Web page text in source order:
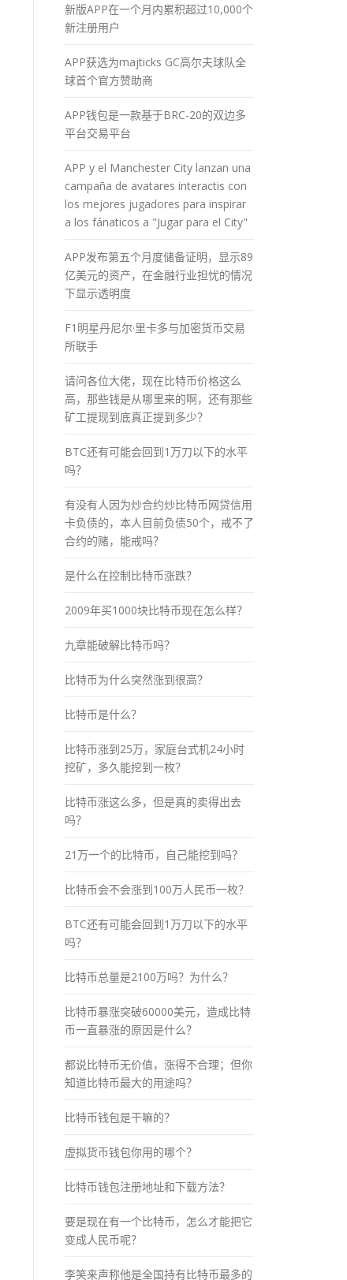
新版APP在一个月内累积超过10,000个
新注册用户
APP获选为majticks GC高尔夫球队全
球首个官方赞助商
APP钱包是一款基于BRC-20的双边多
平台交易平台
APP y el Manchester City lanzan una
campaña de avatares interactis con
los mejores jugadores para inspirar
a los fánaticos a "Jugar para el City"
APP发布第五个月度储备证明，显示89
亿美元的资产，在金融行业担忧的情况
下显示透明度
F1明星丹尼尔·里卡多与加密货币交易
所联手
请问各位大佬，现在比特币价格这么
高，那些钱是从哪里来的啊，还有那些
矿工提现到底真正提到多少？
BTC还有可能会回到1万刀以下的水平
吗？
有没有人因为炒合约炒比特币网贷信用
卡负债的，本人目前负债50个，戒不了
合约的赌，能戒吗？
是什么在控制比特币涨跌？
2009年买1000块比特币现在怎么样？
九章能破解比特币吗？
比特币为什么突然涨到很高？
比特币是什么？
比特币涨到25万，家庭台式机24小时
挖矿，多久能挖到一枚？
比特币涨这么多，但是真的卖得出去
吗？
21万一个的比特币，自己能挖到吗？
比特币会不会涨到100万人民币一枚？
BTC还有可能会回到1万刀以下的水平
吗？
比特币总量是2100万吗？为什么？
比特币暴涨突破60000美元，造成比特
币一直暴涨的原因是什么？
都说比特币无价值，涨得不合理；但你
知道比特币最大的用途吗？
比特币钱包是干嘛的？
虚拟货币钱包你用的哪个？
比特币钱包注册地址和下载方法？
要是现在有一个比特币，怎么才能把它
变成人民币呢？
李笑来声称他是全国持有比特币最多的